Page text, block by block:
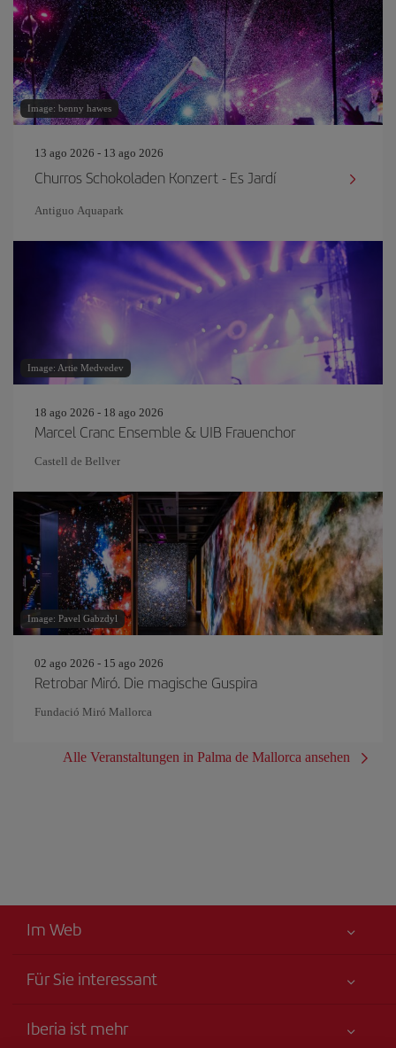
Image: benny hawes
13 ago 2026 - 13 ago 2026
Churros Schokoladen Konzert - Es Jardí
Antiguo Aquapark
Image: Artie Medvedev
18 ago 2026 - 18 ago 2026
Marcel Cranc Ensemble & UIB Frauenchor
Castell de Bellver
Image: Pavel Gabzdyl
02 ago 2026 - 15 ago 2026
Retrobar Miró. Die magische Guspira
Fundació Miró Mallorca
Alle Veranstaltungen in Palma de Mallorca ansehen
Im Web
Für Sie interessant
Erklärung zur Barrierefreiheit
Iberia ist mehr